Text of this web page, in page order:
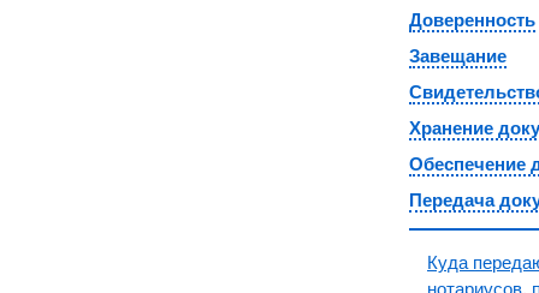
Доверенность
Завещание
Хранение
Обеспечение
Передача
Куда
нотариусов,